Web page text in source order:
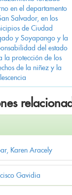
en el departamento
Salvador, en los
de Ciudad
y Soyapango y la
del estado
la protección de los
de la niñez y la
Karen Aracely
Gavidia